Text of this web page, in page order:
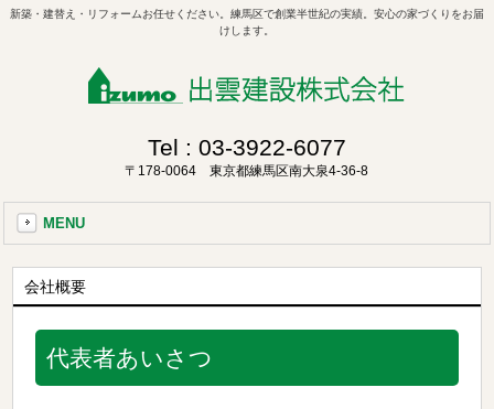
新築・建替え・リフォームお任せください。練馬区で創業半世紀の実績。安心の家づくりをお届
けします。
Tel : 03-3922-6077
〒178-0064 東京都練馬区南大泉4-36-8
MENU
会社概要
代表者あいさつ